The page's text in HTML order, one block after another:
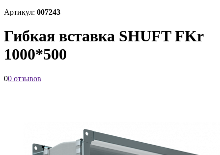
Артикул: 007243
Гибкая вставка SHUFT FKr
1000*500
00 отзывов